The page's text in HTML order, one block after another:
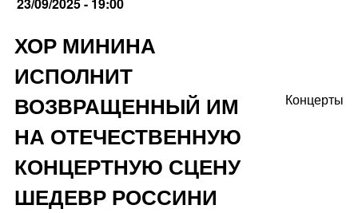
ХОР МИНИНА
ИСПОЛНИТ
ВОЗВРАЩЕННЫЙ ИМ
НА ОТЕЧЕСТВЕННУЮ
КОНЦЕРТНУЮ СЦЕНУ
ШЕДЕВР РОССИНИ
Концерты